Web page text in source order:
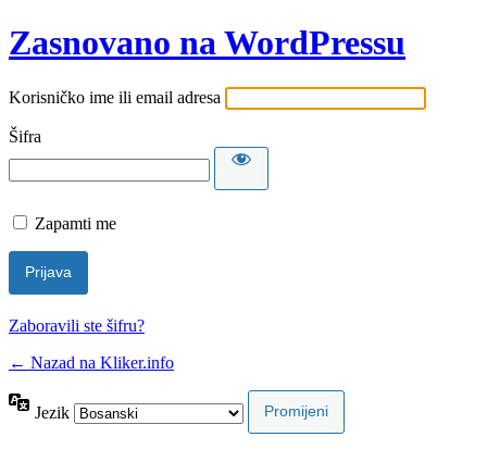
Zasnovano na WordPressu
Korisničko ime ili email adresa
Šifra
Zapamti me
Zaboravili ste šifru?
← Nazad na Kliker.info
Jezik